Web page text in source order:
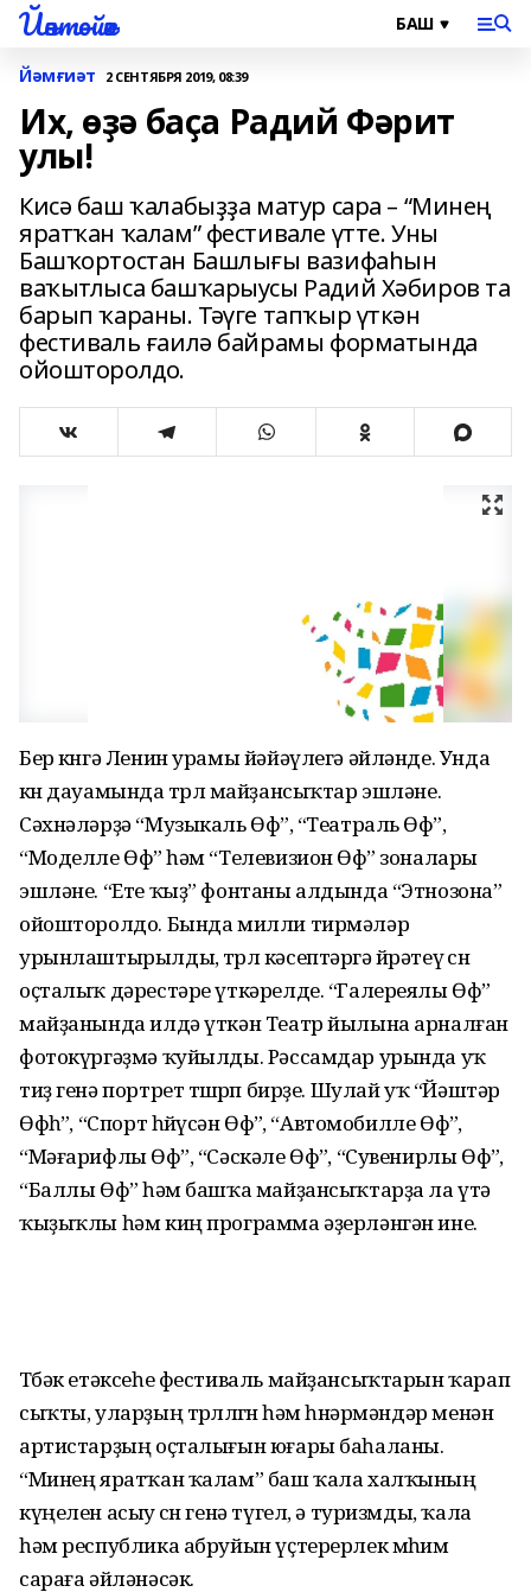
Йәнтөйәк
Йәмғиәт 2 СЕНТЯБРЯ 2019, 08:39
Их, өҙә баҫа Радий Фәрит
улы!
Кисә баш ҡалабыҙҙа матур сара – “Минең
яратҡан ҡалам” фестивале үтте. Уны
Башҡортостан Башлығы вазифаһын
ваҡытлыса башҡарыусы Радий Хәбиров та
барып ҡараны. Тәүге тапҡыр үткән
фестиваль ғаилә байрамы форматында
ойошторолдо.
Бер көнгә Ленин урамы йәйәүлегә әйләнде. Унда
көн дауамында төрлө майҙансыҡтар эшләне.
Сәхнәләрҙә “Музыкаль Өфө”, “Театраль Өфө”,
“Моделле Өфө” һәм “Телевизион Өфө” зоналары
эшләне. “Ете ҡыҙ” фонтаны алдында “Этнозона”
ойошторолдо. Бында милли тирмәләр
урынлаштырылды, төрлө кәсептәргә өйрәтеү өсөн
оҫталыҡ дәрестәре үткәрелде. “Галереялы Өфө”
майҙанында илдә үткән Театр йылына арналған
фотокүргәҙмә ҡуйылды. Рәссамдар урында уҡ
тиҙ генә портрет төшөрөп бирҙе. Шулай уҡ “Йәштәр
Өфөһө”, “Спорт һөйөүсән Өфө”, “Автомобилле Өфө”,
“Мәғарифлы Өфө”, “Сәскәле Өфө”, “Сувенирлы Өфө”,
“Баллы Өфө” һәм башҡа майҙансыҡтарҙа ла үтә
ҡыҙыҡлы һәм киң программа әҙерләнгән ине.
Төбәк етәксеһе фестиваль майҙансыҡтарын ҡарап
сыҡты, уларҙың төрлөлөгөн һәм һөнәрмәндәр менән
артистарҙың оҫталығын юғары баһаланы.
“Минең яратҡан ҡалам” баш ҡала халҡының
күңелен асыу өсөн генә түгел, ә туризмды, ҡала
һәм республика абруйын үҫтерерлек мөһим
сараға әйләнәсәк.